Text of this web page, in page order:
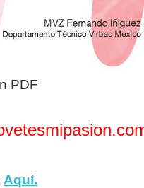
PDF
Aquí.